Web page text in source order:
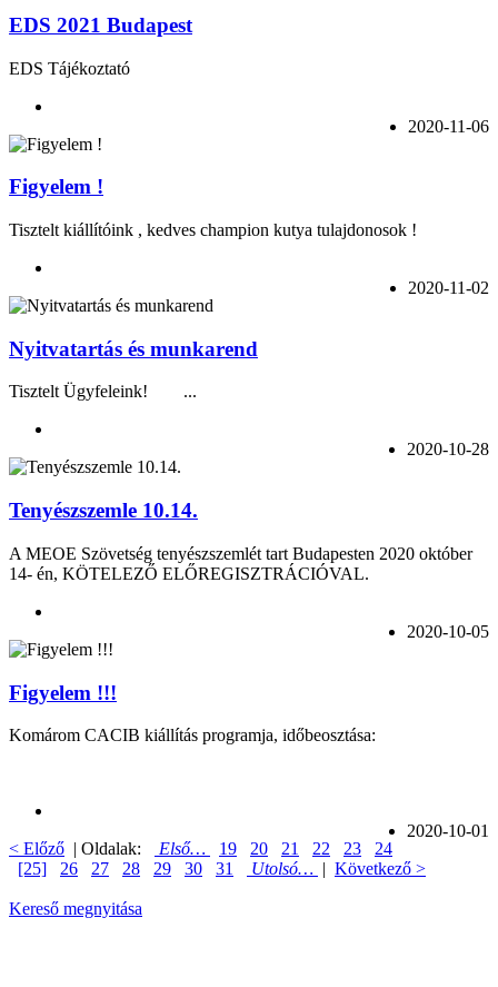
EDS 2021 Budapest
EDS Tájékoztató
2020-11-06
Figyelem !
Tisztelt kiállítóink , kedves champion kutya tulajdonosok !
2020-11-02
Nyitvatartás és munkarend
Tisztelt Ügyfeleink! ...
2020-10-28
Tenyészszemle 10.14.
A MEOE Szövetség tenyészszemlét tart Budapesten 2020 október
14- én, KÖTELEZŐ ELŐREGISZTRÁCIÓVAL.
2020-10-05
Figyelem !!!
Komárom CACIB kiállítás programja, időbeosztása:
2020-10-01
< Előző | Oldalak: Első… 19 20 21 22 23
24
[25]
26 27 28 29 30 31 Utolsó… | Következő >
Kereső megnyitása